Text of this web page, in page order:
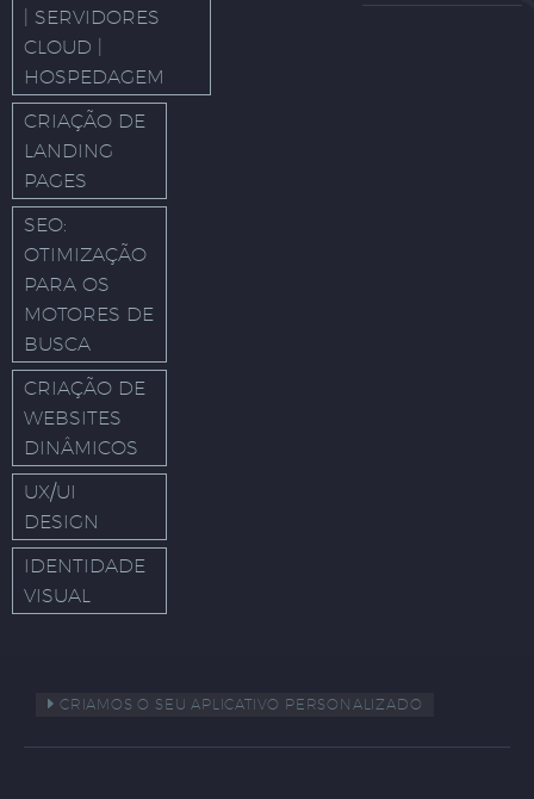
| SERVIDORES
CLOUD |
HOSPEDAGEM
CRIAÇÃO DE
LANDING
PAGES
SEO:
OTIMIZAÇÃO
PARA OS
MOTORES DE
BUSCA
CRIAÇÃO DE
WEBSITES
DINÂMICOS
UX/UI
DESIGN
IDENTIDADE
VISUAL
CRIAMOS O SEU APLICATIVO PERSONALIZADO